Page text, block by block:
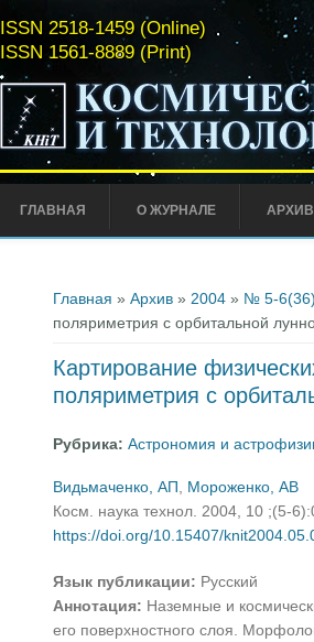
ISSN 2518-1459 (Online)
ISSN 1561-8889 (Print)
ГЛАВНАЯ О ЖУРНАЛЕ АРХИВ
Главная » Архив» 2004» № 5-6(36)
поляриметрия с орбитальной
Картирование
поляриметрия с
Рубрика: Астрономия и
Видьмаченко, АП, Мороженко, АВ
Косм. наука технол. 2004, 10 ;(5-
https://doi.org/10.15407/
Язык публикации: Русский
Аннотация: Наземные и
его поверхностного слоя.